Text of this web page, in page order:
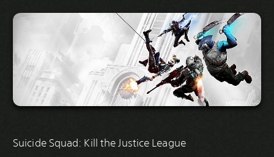
Suicide Squad: Kill the Justice League